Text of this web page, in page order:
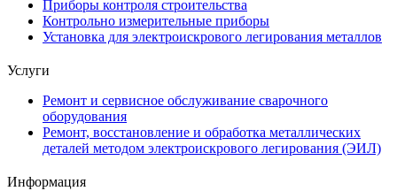
Приборы контроля строительства
Контрольно измерительные приборы
Установка для электроискрового легирования металлов
Услуги
Ремонт и сервисное обслуживание сварочного
оборудования
Ремонт, восстановление и обработка металлических
деталей методом электроискрового легирования (ЭИЛ)
Информация